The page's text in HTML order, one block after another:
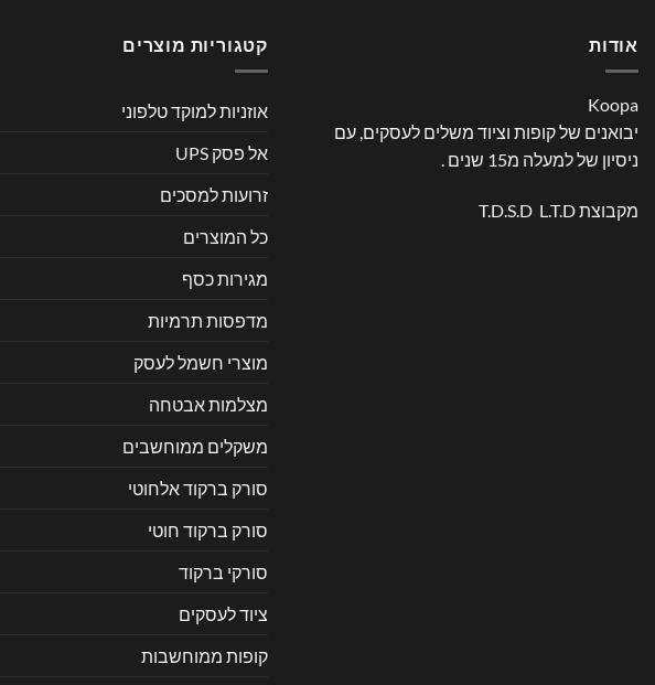
אודות
Koopa
יבואנים של קופות וציוד משלים לעסקים, עם
ניסיון של למעלה מ15 שנים .
מקבוצת T.D.S.D L.T.D
קטגוריות מוצרים
אוזניות למוקד טלפוני
אל פסק UPS
זרועות למסכים
כל המוצרים
מגירות כסף
מדפסות תרמיות
מוצרי חשמל לעסק
מצלמות אבטחה
משקלים ממוחשבים
סורק ברקוד אלחוטי
סורק ברקוד חוטי
סורקי ברקוד
ציוד לעסקים
קופות ממוחשבות